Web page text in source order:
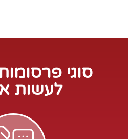
סוגי
לעשות